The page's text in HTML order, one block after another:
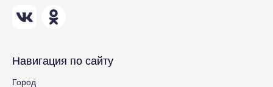
Навигация по сайту
Город